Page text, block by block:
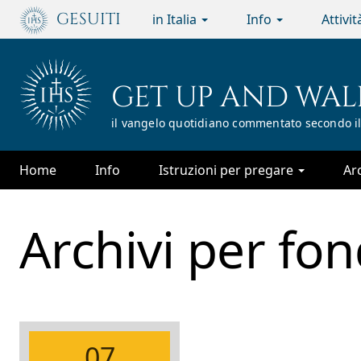
Passa
principale
GESUITI in Italia Info
GET UP AND
il vangelo quotidiano commentato
Home Info Istruzioni per pregare
Archivi per